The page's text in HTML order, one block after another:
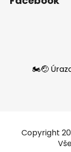
🏍️🤕
Copyright